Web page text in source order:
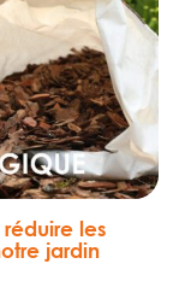
les
jardin